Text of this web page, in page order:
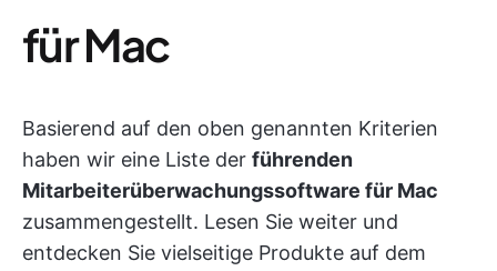
für Mac
Basierend auf den oben genannten Kriterien
haben wir eine Liste der führenden
Mitarbeiterüberwachungssoftware für Mac
zusammengestellt. Lesen Sie weiter und
entdecken Sie vielseitige Produkte auf dem